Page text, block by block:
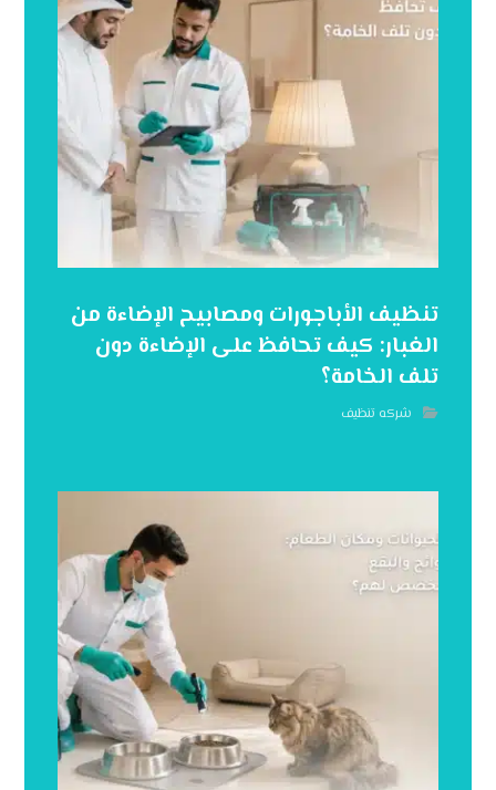
تنظيف الأباجورات ومصابيح الإضاءة من
الغبار: كيف تحافظ على الإضاءة دون
تلف الخامة؟
شركه تنظيف